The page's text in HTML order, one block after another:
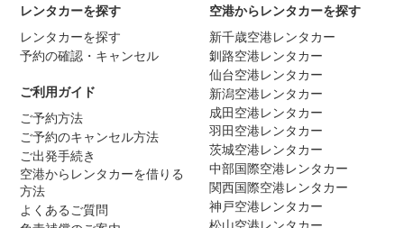
レンタカーを探す
レンタカーを探す
予約の確認・キャンセル
ご利用ガイド
ご予約方法
ご予約のキャンセル方法
ご出発手続き
空港からレンタカーを借りる
方法
よくあるご質問
空港からレンタカーを探す
新千歳空港レンタカー
釧路空港レンタカー
仙台空港レンタカー
新潟空港レンタカー
成田空港レンタカー
羽田空港レンタカー
茨城空港レンタカー
中部国際空港レンタカー
関西国際空港レンタカー
神戸空港レンタカー
松山空港レンタカー